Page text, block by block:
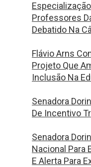
Professores
Debatido Na
Flávio Arns
Projeto Que
Inclusão Na
Senadora
De Incentivo
Senadora
Nacional Para
E Alerta Para